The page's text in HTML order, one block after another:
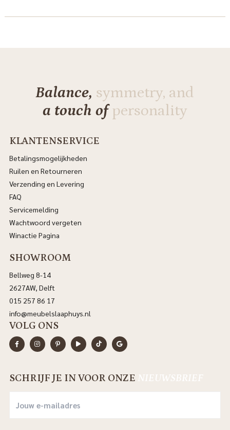
Balance, symmetry, and
a touch ofpersonality
KLANTENSERVICE
Betalingsmogelijkheden
Ruilen en Retourneren
Verzending en Levering
FAQ
Servicemelding
Wachtwoord vergeten
Winactie Pagina
SHOWROOM
Bellweg 8-14
2627AW, Delft
015 257 86 17
info@meubelslaaphuys.nl
VOLG ONS
SCHRIJF JE IN VOOR ONZE NIEUWSBRIEF